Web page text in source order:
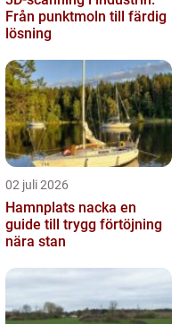
Från punktmoln till färdig
lösning
02 juli 2026
Hamnplats nacka en
guide till trygg förtöjning
nära stan